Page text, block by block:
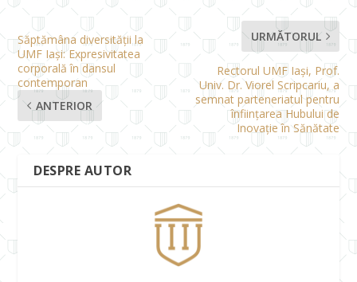
Săptămâna diversității la
UMF Iași: Expresivitatea
corporală în dansul
contemporan
ANTERIOR
URMĂTORUL
Rectorul UMF Iași, Prof.
Univ. Dr. Viorel Scripcariu, a
semnat parteneriatul pentru
înființarea Hubului de
Inovație în Sănătate
DESPRE AUTOR